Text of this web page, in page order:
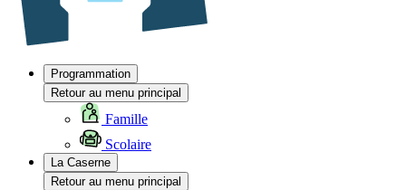
Programmation
Retour au menu principal
Famille
Scolaire
La Caserne
Retour au menu principal